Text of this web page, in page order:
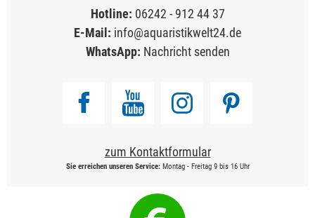
Hotline: 06242 - 912 44 37
E-Mail: info@aquaristikwelt24.de
WhatsApp: Nachricht senden
zum Kontaktformular
Sie erreichen unseren Service:Montag - Freitag 9 bis 16 Uhr